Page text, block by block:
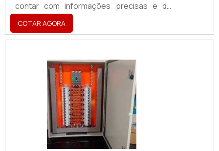
contar com informações precisas e de
simples compreensão, podendo, ainda,
contar com gravuras relativas à instrução
em questão.Nesse sentido, devido à
de suma importância que a placa seja
confeccionada a partir de matérias-primas
de grande resistência, como acrílico, MDF
ou PVC, de forma a poder ser instalada
tanto em ambientes interno.
COTAR AGORA